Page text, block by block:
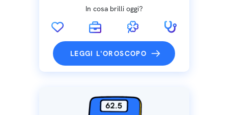
In cosa brilli oggi?
LEGGI L'OROSCOPO